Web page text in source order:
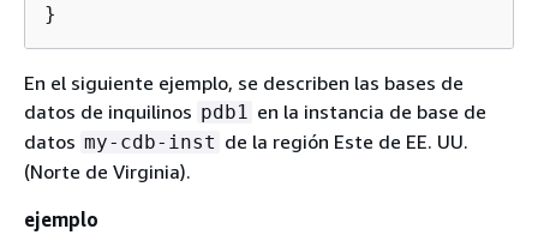
}
En el siguiente ejemplo, se describen las bases de
datos de inquilinos pdb1 en la instancia de base de
datos my-cdb-inst de la región Este de EE. UU.
(Norte de Virginia).
ejemplo